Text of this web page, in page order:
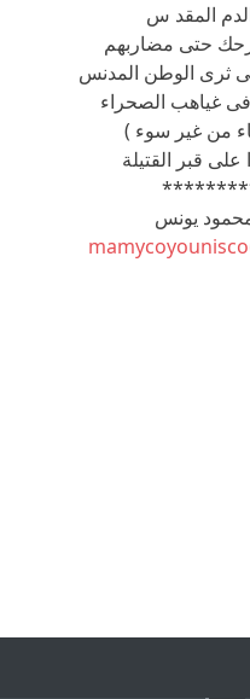
المقد س
حتى مضاربهم
ثرى الوطن المدنس
غياهب الصحراء
من غير سوء )
على قبر القتيلة
يونس